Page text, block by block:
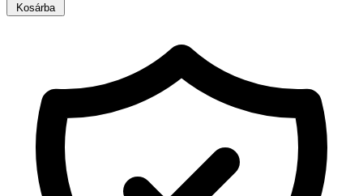
Kosárba